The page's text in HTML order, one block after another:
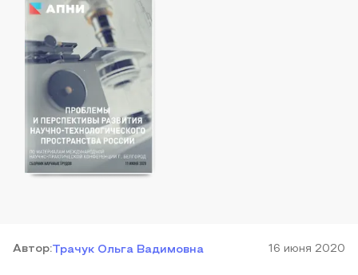
Автор:Трачук Ольга Вадимовна 16 июня 2020